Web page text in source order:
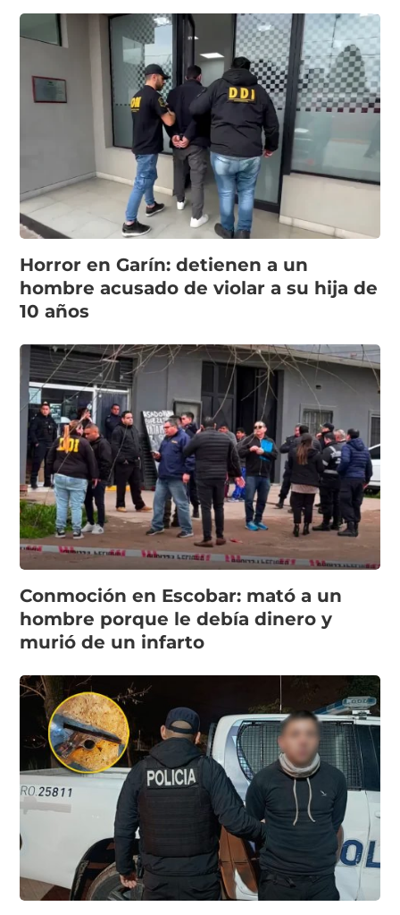
Horror en Garín: detienen a un
hombre acusado de violar a su hija de
10 años
Conmoción en Escobar: mató a un
hombre porque le debía dinero y
murió de un infarto